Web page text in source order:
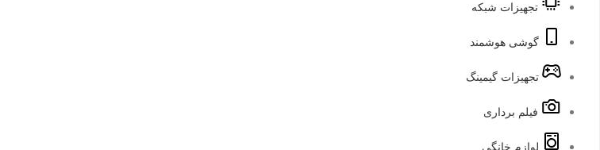
تجهیزات شبکه
گوشی هوشمند
تجهیزات گیمینگ
فیلم برداری
لوازم خانگی